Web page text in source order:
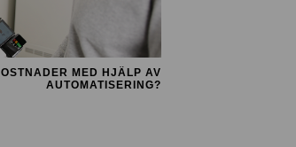
MED HJÄLP AV
AUTOMATISERING?